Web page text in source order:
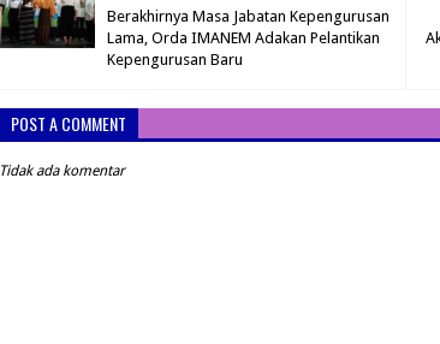
Berakhirnya Masa Jabatan Kepengurusan
Lama, Orda IMANEM Adakan Pelantikan
Kepengurusan Baru
POST A COMMENT
Tidak ada komentar